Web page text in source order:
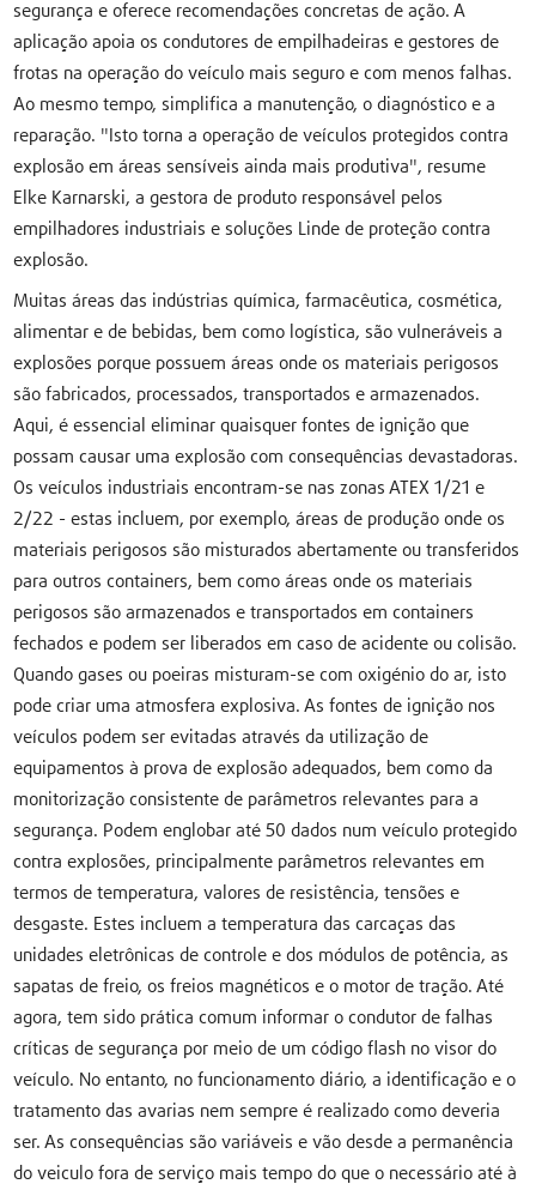
segurança e oferece recomendações concretas de ação. A
aplicação apoia os condutores de empilhadeiras e gestores de
frotas na operação do veículo mais seguro e com menos falhas.
Ao mesmo tempo, simplifica a manutenção, o diagnóstico e a
reparação. "Isto torna a operação de veículos protegidos contra
explosão em áreas sensíveis ainda mais produtiva", resume
Elke Karnarski, a gestora de produto responsável pelos
empilhadores industriais e soluções Linde de proteção contra
explosão.
Muitas áreas das indústrias química, farmacêutica, cosmética,
alimentar e de bebidas, bem como logística, são vulneráveis a
explosões porque possuem áreas onde os materiais perigosos
são fabricados, processados, transportados e armazenados.
Aqui, é essencial eliminar quaisquer fontes de ignição que
possam causar uma explosão com consequências devastadoras.
Os veículos industriais encontram-se nas zonas ATEX 1/21 e
2/22 - estas incluem, por exemplo, áreas de produção onde os
materiais perigosos são misturados abertamente ou transferidos
para outros containers, bem como áreas onde os materiais
perigosos são armazenados e transportados em containers
fechados e podem ser liberados em caso de acidente ou colisão.
Quando gases ou poeiras misturam-se com oxigénio do ar, isto
pode criar uma atmosfera explosiva. As fontes de ignição nos
veículos podem ser evitadas através da utilização de
equipamentos à prova de explosão adequados, bem como da
monitorização consistente de parâmetros relevantes para a
segurança. Podem englobar até 50 dados num veículo protegido
contra explosões, principalmente parâmetros relevantes em
termos de temperatura, valores de resistência, tensões e
desgaste. Estes incluem a temperatura das carcaças das
unidades eletrônicas de controle e dos módulos de potência, as
sapatas de freio, os freios magnéticos e o motor de tração. Até
agora, tem sido prática comum informar o condutor de falhas
críticas de segurança por meio de um código flash no visor do
veículo. No entanto, no funcionamento diário, a identificação e o
tratamento das avarias nem sempre é realizado como deveria
ser. As consequências são variáveis e vão desde a permanência
do veiculo fora de serviço mais tempo do que o necessário até à